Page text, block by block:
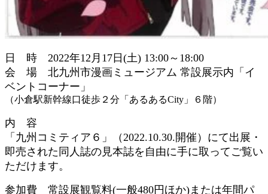
日 時 2022年12月17日(土) 13:00～18:00
会 場 北九州市漫画ミュージアム 常設展示内「イ
ベントコーナー」
（小倉駅新幹線口徒歩２分「あるあるCity」６階）
内 容
「九州コミティア６」（2022.10.30.開催）にて出展・
即売された同人誌の見本誌を自由に手に取ってご覧い
ただけます。
参加費 常設展観覧料(一般480円ほか)または年間パ